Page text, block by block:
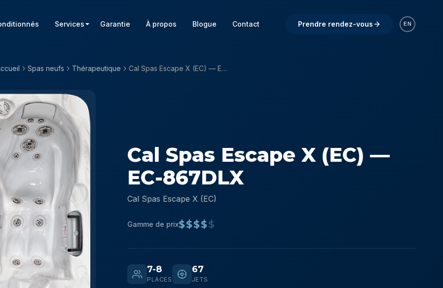
Services Garantie À propos Blogue Contact Prendre rendez-vous EN
Spas neufs Thérapeutique Cal Spas Escape X (EC) — EC-867DLX
Cal Spas Escape X (EC) —
EC-867DLX
Cal Spas Escape X (EC)
Gamme de prix$$$$$
7-8
PLACES
67
JETS